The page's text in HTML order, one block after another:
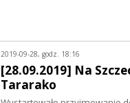
2019-09-28, godz. 18:16
[28.09.2019] Na
Tararako